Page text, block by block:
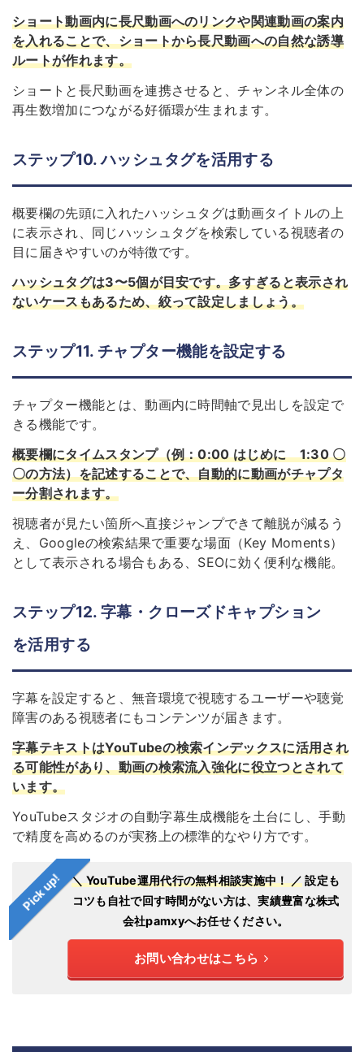
ショート動画内に長尺動画へのリンクや関連動画の案内
を入れることで、ショートから長尺動画への自然な誘導
ルートが作れます。
ショートと長尺動画を連携させると、チャンネル全体の
再生数増加につながる好循環が生まれます。
ステップ10. ハッシュタグを活用する
概要欄の先頭に入れたハッシュタグは動画タイトルの上
に表示され、同じハッシュタグを検索している視聴者の
目に届きやすいのが特徴です。
ハッシュタグは3〜5個が目安です。多すぎると表示され
ないケースもあるため、絞って設定しましょう。
ステップ11. チャプター機能を設定する
チャプター機能とは、動画内に時間軸で見出しを設定で
きる機能です。
概要欄にタイムスタンプ（例：0:00 はじめに 1:30 〇
〇の方法）を記述することで、自動的に動画がチャプタ
ー分割されます。
視聴者が見たい箇所へ直接ジャンプできて離脱が減るう
え、Googleの検索結果で重要な場面（Key Moments）
として表示される場合もある、SEOに効く便利な機能。
ステップ12. 字幕・クローズドキャプション
を活用する
字幕を設定すると、無音環境で視聴するユーザーや聴覚
障害のある視聴者にもコンテンツが届きます。
字幕テキストはYouTubeの検索インデックスに活用され
る可能性があり、動画の検索流入強化に役立つとされて
います。
YouTubeスタジオの自動字幕生成機能を土台にし、手動
で精度を高めるのが実務上の標準的なやり方です。
Pick up! ＼ YouTube運用代行の無料相談実施中！ ／設定も
コツも自社で回す時間がない方は、実績豊富な株式
会社pamxyへお任せください。
お問い合わせはこちら